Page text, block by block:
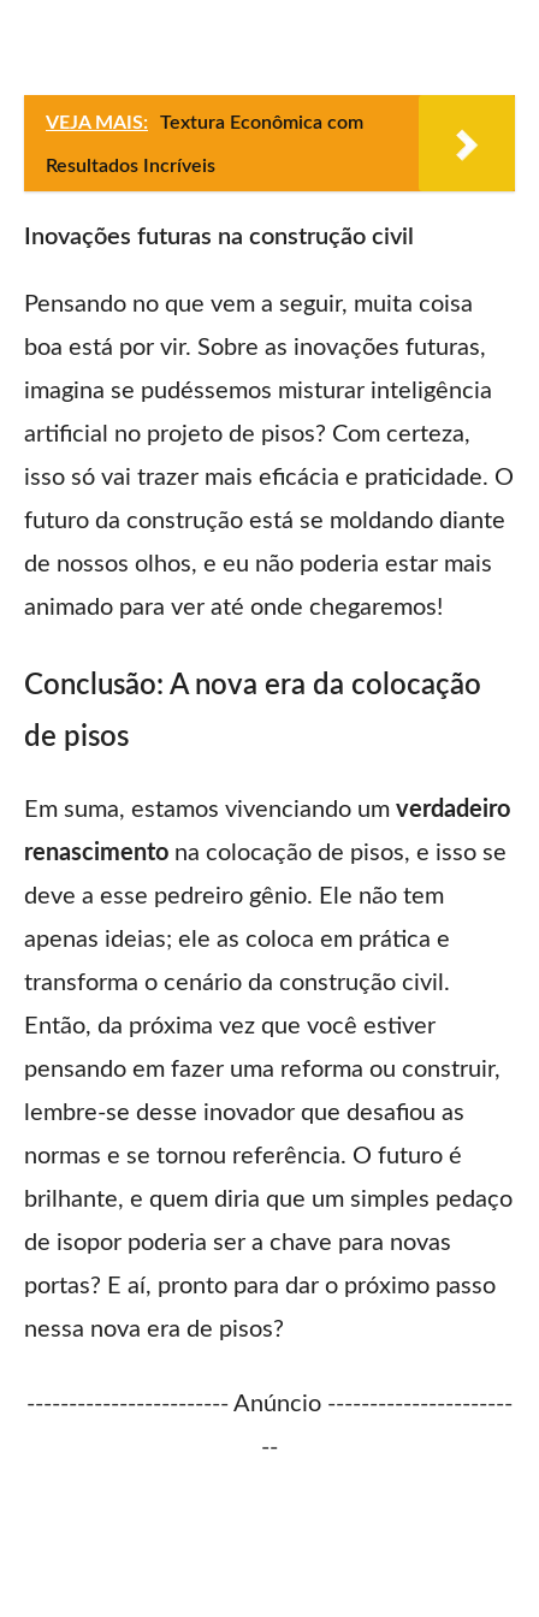
VEJA MAIS: Textura Econômica com
Resultados Incríveis
Inovações futuras na construção civil
Pensando no que vem a seguir, muita coisa
boa está por vir. Sobre as inovações futuras,
imagina se pudéssemos misturar inteligência
artificial no projeto de pisos? Com certeza,
isso só vai trazer mais eficácia e praticidade. O
futuro da construção está se moldando diante
de nossos olhos, e eu não poderia estar mais
animado para ver até onde chegaremos!
Conclusão: A nova era da colocação
de pisos
Em suma, estamos vivenciando um verdadeiro
renascimento na colocação de pisos, e isso se
deve a esse pedreiro gênio. Ele não tem
apenas ideias; ele as coloca em prática e
transforma o cenário da construção civil.
Então, da próxima vez que você estiver
pensando em fazer uma reforma ou construir,
lembre-se desse inovador que desafiou as
normas e se tornou referência. O futuro é
brilhante, e quem diria que um simples pedaço
de isopor poderia ser a chave para novas
portas? E aí, pronto para dar o próximo passo
nessa nova era de pisos?
------------------------ Anúncio ----------------------
--